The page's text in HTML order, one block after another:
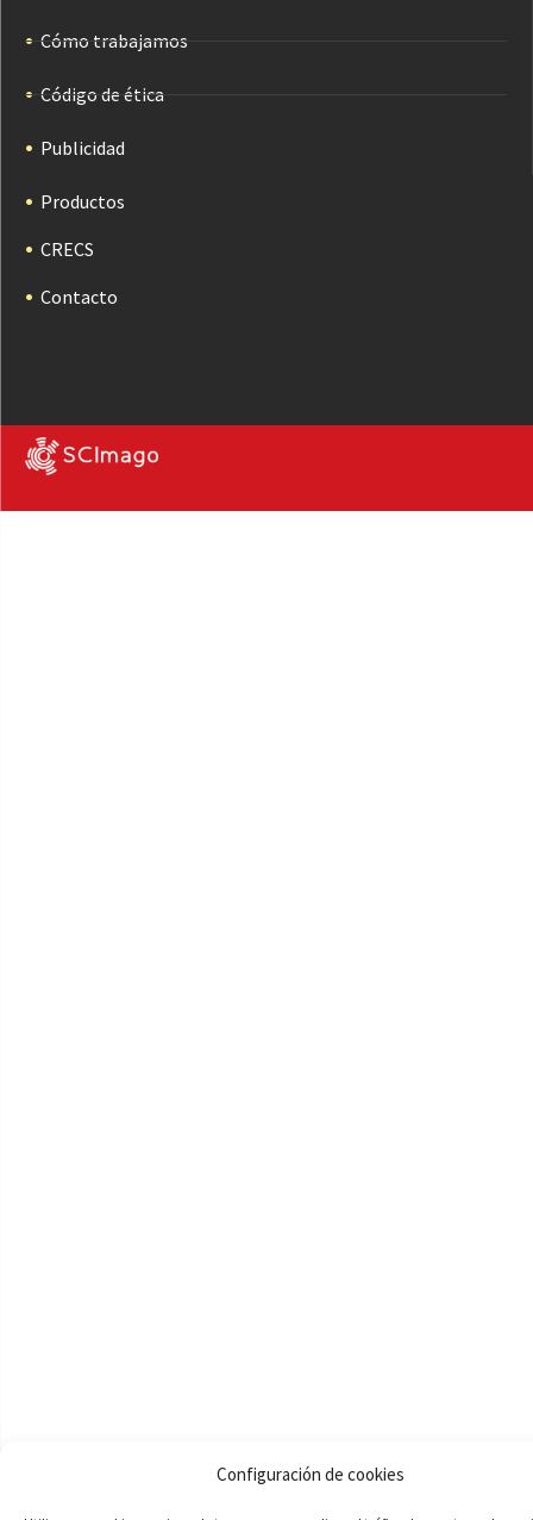
Configuración de cookies
Cómo trabajamos
Código de ética
Publicidad
Productos
CRECS
Contacto